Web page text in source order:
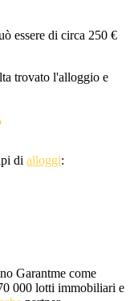
essere di circa 250 €
trovato l'alloggio e
di alloggi:
Garantme come
000 lotti immobiliari e